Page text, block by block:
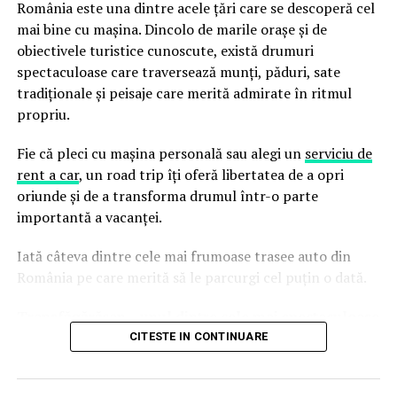
stadiul in care se afla dosarul permite pe deplin trecerea
la ”next level”. Iar pentru aceasta este nevoie ”ca de aer”
de desemnarea cat mai urgent a unui nou procuror
general. Ceea ce cu Tudorel Toader era absolut
imposibil…
Culmea este insa ca desi asaltul impotriva sa a statului
paralel pare oricum mai agresiv decat cel al PSD-ului
asupra justitiei, Liviu Dragnea a ezitat pana acum sa
constient ca alti cinci ani petrecuti cu Iohannis
suflandu-i in ceafa de la Cotroceni ii vor fi fatali. Mai ales
ingreuna substantial operatiunea si asa timida de
curatire a sistemului si justitiei deopotriva de fanaticii
nu va autoriza de urgenta operatunea ”Carmen”, se
România este una dintre acele țări care se descoperă cel
mai bine cu mașina. Dincolo de marile orașe și de
obiectivele turistice cunoscute, există drumuri
spectaculoase care traversează munți, păduri, sate
tradiționale și peisaje care merită admirate în ritmul
propriu.
Fie că pleci cu mașina personală sau alegi un serviciu de
rent a car, un road trip îți oferă libertatea de a opri
oriunde și de a transforma drumul într-o parte
importantă a vacanței.
Iată câteva dintre cele mai frumoase trasee auto din
România pe care merită să le parcurgi cel puțin o dată.
drumuri din Europa
Probabil cel mai cunoscut traseu auto din România,
CITESTE IN CONTINUARE